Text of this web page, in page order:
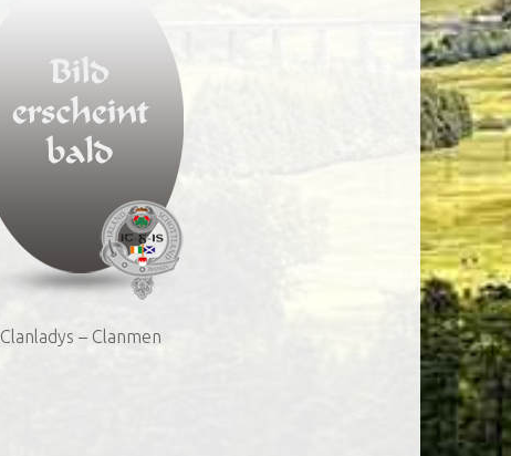
Clanladys – Clanmen